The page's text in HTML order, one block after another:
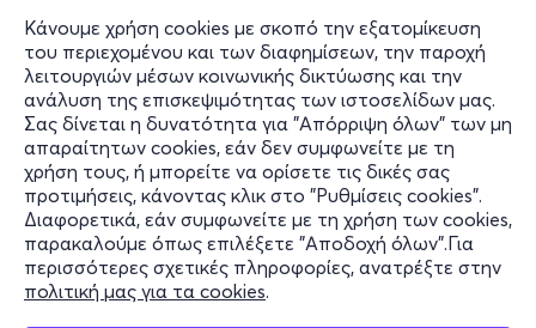
Κάνουμε χρήση cookies με σκοπό την εξατομίκευση
του περιεχομένου και των διαφημίσεων, την παροχή
λειτουργιών μέσων κοινωνικής δικτύωσης και την
ανάλυση της επισκεψιμότητας των ιστοσελίδων μας.
Σας δίνεται η δυνατότητα για "Απόρριψη όλων" των μη
απαραίτητων cookies, εάν δεν συμφωνείτε με τη
χρήση τους, ή μπορείτε να ορίσετε τις δικές σας
προτιμήσεις, κάνοντας κλικ στο "Ρυθμίσεις cookies".
Διαφορετικά, εάν συμφωνείτε με τη χρήση των cookies,
παρακαλούμε όπως επιλέξετε "Αποδοχή όλων".Για
περισσότερες σχετικές πληροφορίες, ανατρέξτε στην
πολιτική μας για τα cookies.
Πληροφορίες
Υποστήριξη
Stay Connected